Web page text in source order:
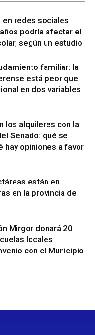
en redes sociales
podría afectar el
según un estudio
familiar: la
está peor que
en dos variables
los alquileres con la
Senado: qué se
hay opiniones a favor
están en
en la provincia de
Mirgor donará 20
locales
con el Municipio